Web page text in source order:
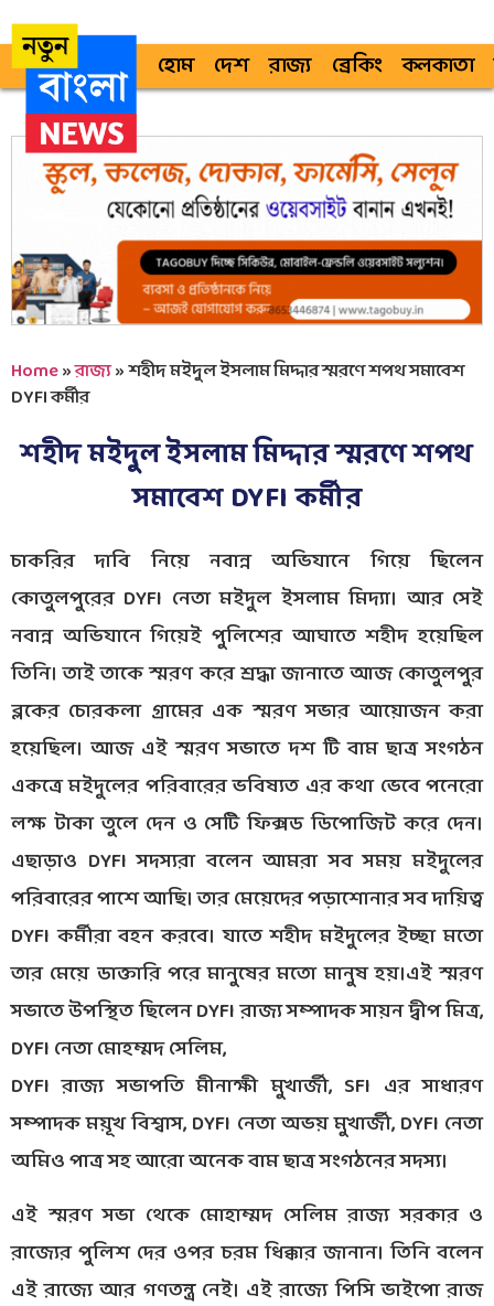
হোম দেশ রাজ্য ব্রেকিং কলকাতা
Home»রাজ্য»শহীদ মইদুল ইসলাম মিদ্দার স্মরণে শপথ সমাবেশ
DYFI কর্মীর
শহীদ মইদুল ইসলাম মিদ্দার স্মরণে শপথ
সমাবেশ DYFI কর্মীর
চাকরির দাবি নিয়ে নবান্ন অভিযানে গিয়ে ছিলেন
কোতুলপুরের DYFI নেতা মইদুল ইসলাম মিদ্যা। আর সেই
নবান্ন অভিযানে গিয়েই পুলিশের আঘাতে শহীদ হয়েছিল
তিনি। তাই তাকে স্মরণ করে শ্রদ্ধা জানাতে আজ কোতুলপুর
ব্লকের চোরকলা গ্রামের এক স্মরণ সভার আয়োজন করা
হয়েছিল। আজ এই স্মরণ সভাতে দশ টি বাম ছাত্র সংগঠন
একত্রে মইদুলের পরিবারের ভবিষ্যত এর কথা ভেবে পনেরো
লক্ষ টাকা তুলে দেন ও সেটি ফিক্সড ডিপোজিট করে দেন।
এছাড়াও DYFI সদস্যরা বলেন আমরা সব সময় মইদুলের
পরিবারের পাশে আছি। তার মেয়েদের পড়াশোনার সব দায়িত্ব
DYFI কর্মীরা বহন করবে। যাতে শহীদ মইদুলের ইচ্ছা মতো
তার মেয়ে ডাক্তারি পরে মানুষের মতো মানুষ হয়।এই স্মরণ
সভাতে উপস্থিত ছিলেন DYFI রাজ্য সম্পাদক সায়ন দ্বীপ মিত্র,
DYFI নেতা মোহম্মদ সেলিম,
DYFI রাজ্য সভাপতি মীনাক্ষী মুখার্জী, SFI এর সাধারণ
সম্পাদক ময়ূখ বিশ্বাস, DYFI নেতা অভয় মুখার্জী, DYFI নেতা
অমিও পাত্র সহ আরো অনেক বাম ছাত্র সংগঠনের সদস্য।
এই স্মরণ সভা থেকে মোহাম্মদ সেলিম রাজ্য সরকার ও
রাজ্যের পুলিশ দের ওপর চরম ধিক্কার জানান। তিনি বলেন
এই রাজ্যে আর গণতন্ত্র নেই। এই রাজ্যে পিসি ভাইপো রাজ